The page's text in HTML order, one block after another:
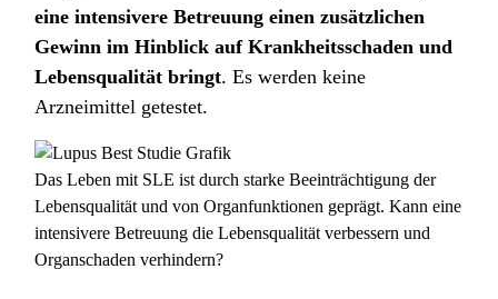
eine intensivere Betreuung einen zusätzlichen
Gewinn im Hinblick auf Krankheitsschaden und
Lebensqualität bringt. Es werden keine
Arzneimittel getestet.
Das Leben mit SLE ist durch starke Beeinträchtigung der
Lebensqualität und von Organfunktionen geprägt. Kann eine
intensivere Betreuung die Lebensqualität verbessern und
Organschaden verhindern?